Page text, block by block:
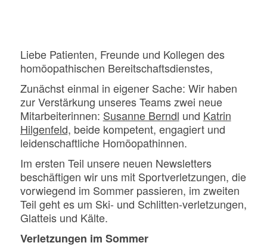
Liebe Patienten, Freunde und Kollegen des
homöopathischen Bereitschaftsdienstes,
Zunächst einmal in eigener Sache: Wir haben
zur Verstärkung unseres Teams zwei neue
Mitarbeiterinnen: Susanne Berndl und Katrin
Hilgenfeld, beide kompetent, engagiert und
leidenschaftliche Homöopathinnen.
Im ersten Teil unsere neuen Newsletters
beschäftigen wir uns mit Sportverletzungen, die
vorwiegend im Sommer passieren, im zweiten
Teil geht es um Ski- und Schlitten-verletzungen,
Glatteis und Kälte.
Verletzungen im Sommer